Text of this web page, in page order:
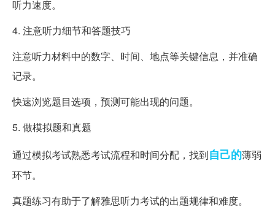
听力速度。
4. 注意听力细节和答题技巧
注意听力材料中的数字、时间、地点等关键信息，并准确
记录。
快速浏览题目选项，预测可能出现的问题。
5. 做模拟题和真题
通过模拟考试熟悉考试流程和时间分配，找到自己的薄弱
环节。
真题练习有助于了解雅思听力考试的出题规律和难度。